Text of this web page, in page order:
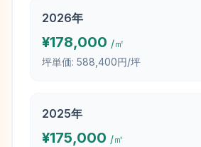
2026年
¥178,000 /㎡
坪単価: 588,400円/坪
2025年
¥175,000 /㎡